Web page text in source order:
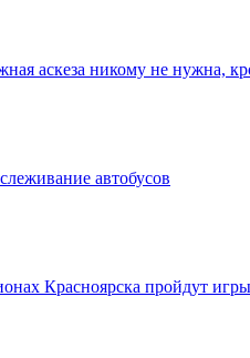
аскеза никому не нужна,
автобусов
Красноярска пройдут